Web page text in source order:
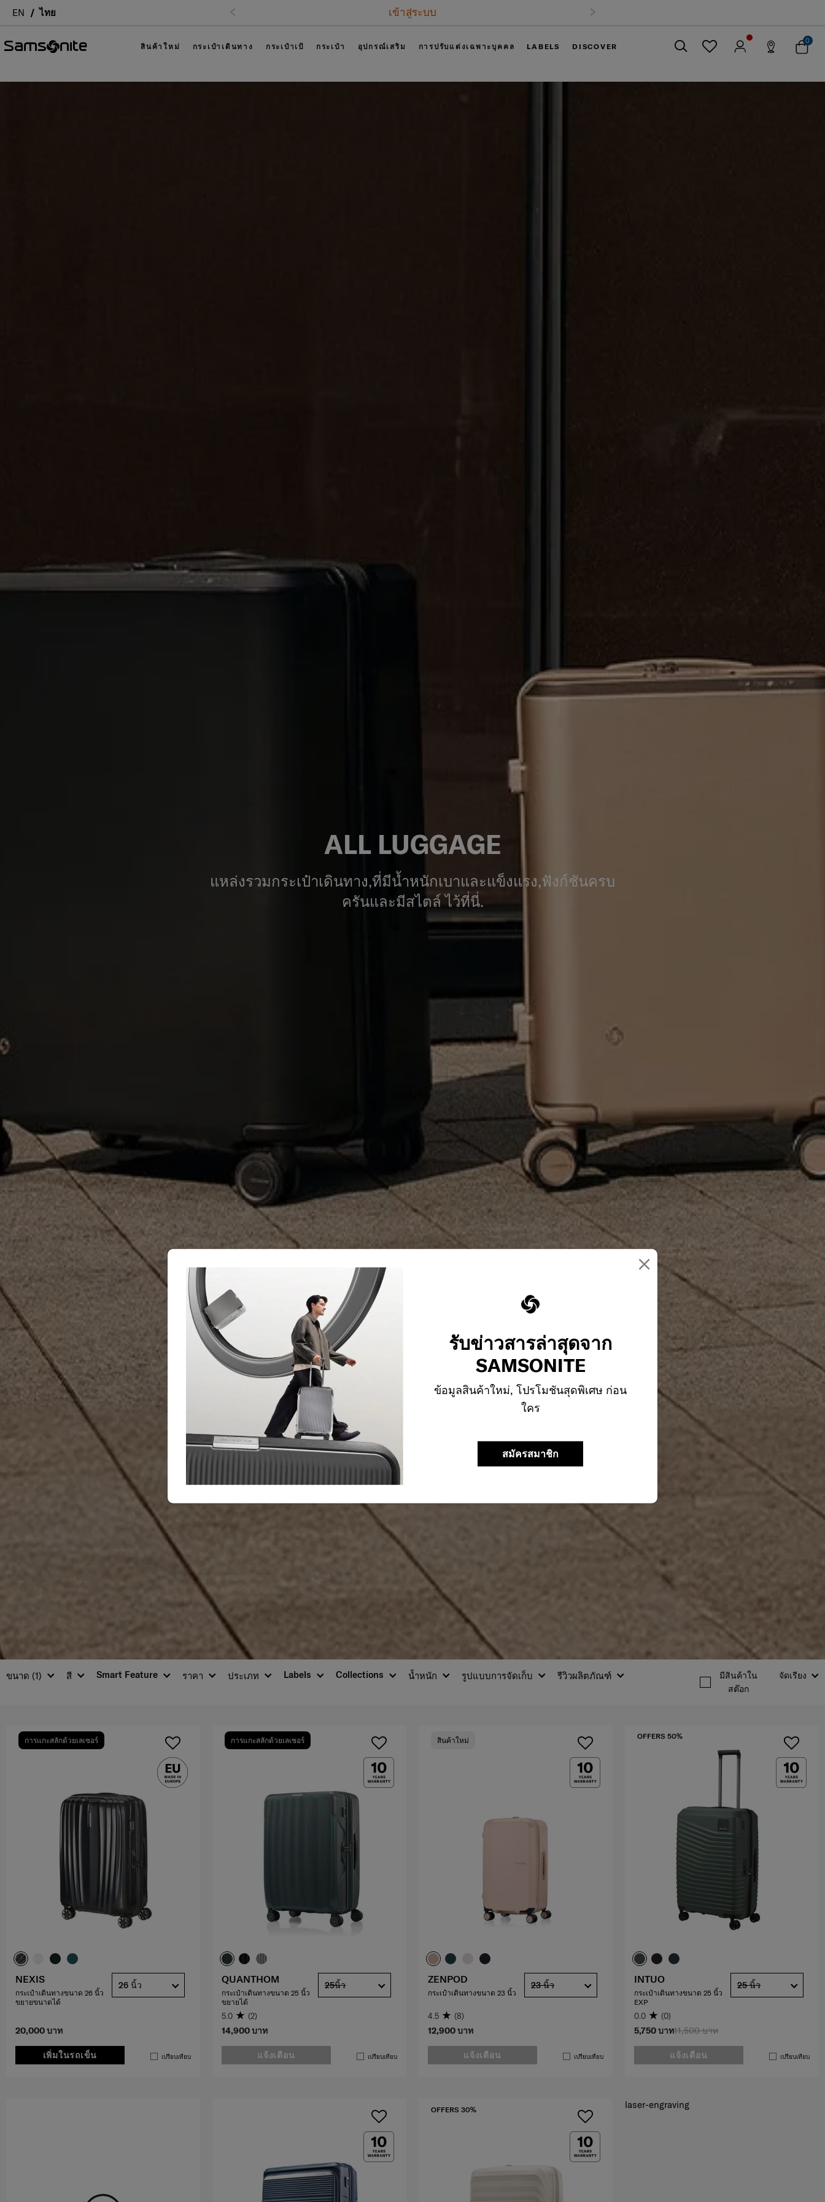
×
รับข่าวสารล่าสุดจาก
SAMSONITE
ข้อมูลสินค้าใหม่, โปรโมชันสุดพิเศษ ก่อน
ใคร
สมัครสมาชิก
EN ไทย เข้าสู่ระบบ
สินค้าใหม่ กระเป๋าเดินทาง กระเป๋าเป้ กระเป๋า อุปกรณ์เสริม การปรับแต่งเฉพาะบุคคล LABELS DISCOVER
0
ALL LUGGAGE
แหล่งรวมกระเป๋าเดินทาง,ที่มีน้ำหนักเบาและแข็งแรง,ฟังก์ชันครบ
ครันและมีสไตล์ ไว้ที่นี่.
ขนาด (1) สี Smart Feature ราคา Labels Collections น้ำหนัก รูปแบบการจัดเก็บ รีวิวผลิตภัณฑ์
ประเภท
มีสินค้าใน
สต๊อก
จัดเรียง
20,000 บาท
เพิ่มในรถเข็น เปรียบเทียบ
การแกะสลักด้วยเลเซอร์
NEXIS
กระเป๋าเดินทางขนาด 26 นิ้ว
ขยายขนาดได้
26 นิ้ว
14,900 บาท
แจ้งเตือน เปรียบเทียบ
การแกะสลักด้วยเลเซอร์
QUANTHOM
กระเป๋าเดินทางขนาด 25 นิ้ว
ขยายได้
5.0 (2)
25นิ้ว
12,900 บาท
แจ้งเตือน เปรียบเทียบ
สินค้าใหม่
ZENPOD
กระเป๋าเดินทางขนาด 23 นิ้ว
4.5 (8)
23 นิ้ว
11,500 บาท
5,750 บาท
แจ้งเตือน เปรียบเทียบ
OFFERS 50%
INTUO
กระเป๋าเดินทางขนาด 25 นิ้ว
EXP
0.0 (0)
25 นิ้ว
OFFERS 30% laser-engraving